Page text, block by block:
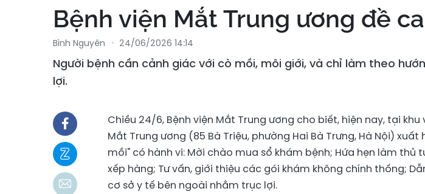
Bệnh viện Mắt Trung ương đề
Bình Nguyên 24/06/2026 14:14
Người bệnh cần cảnh giác với cò mồi, môi giới, và chỉ làm theo
lợi.
Chiều 24/6, Bệnh viện Mắt Trung ương cho biết, hiện nay, tại
Mắt Trung ương (85 Bà Triệu, phường Hai Bà Trưng, Hà Nội)
mồi" có hành vi: Mời chào mua sổ khám bệnh; Hứa hẹn làm thủ
xếp hàng; Tư vấn, giới thiệu các gói khám không chính thống;
cơ sở y tế bên ngoài nhằm trục lợi.